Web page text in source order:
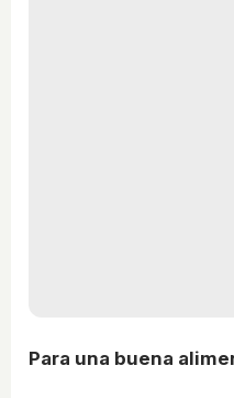
Para una buena